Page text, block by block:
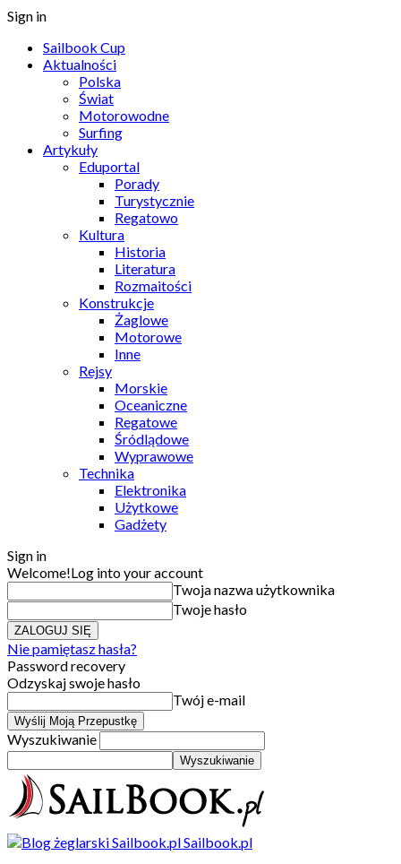
Sign in
Sailbook Cup
Aktualności
Polska
Świat
Motorowodne
Surfing
Artykuły
Eduportal
Porady
Turystycznie
Regatowo
Kultura
Historia
Literatura
Rozmaitości
Konstrukcje
Żaglowe
Motorowe
Inne
Rejsy
Morskie
Oceaniczne
Regatowe
Śródlądowe
Wyprawowe
Technika
Elektronika
Użytkowe
Gadżety
Sign in
Welcome!Log into your account
Twoja nazwa użytkownika
Twoje hasło
Nie pamiętasz hasła?
Password recovery
Odzyskaj swoje hasło
Twój e-mail
Wyszukiwanie
Sailbook.pl